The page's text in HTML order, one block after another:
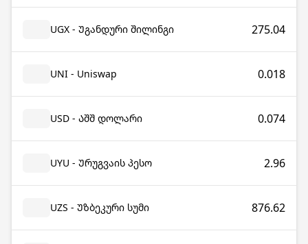
UGX - Უგანდური შილინგი 275.04
UNI - Uniswap 0.018
USD - Აშშ დოლარი 0.074
UYU - Ურუგვაის პესო 2.96
UZS - Უზბეკური სუმი 876.62